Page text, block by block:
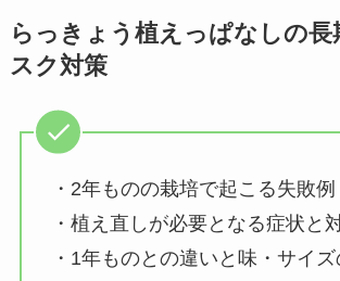
らっきょう植えっぱなしの長
スク対策
・2年ものの栽培で起こる失敗例
・植え直しが必要となる症状と
・1年ものとの違いと味・サイ